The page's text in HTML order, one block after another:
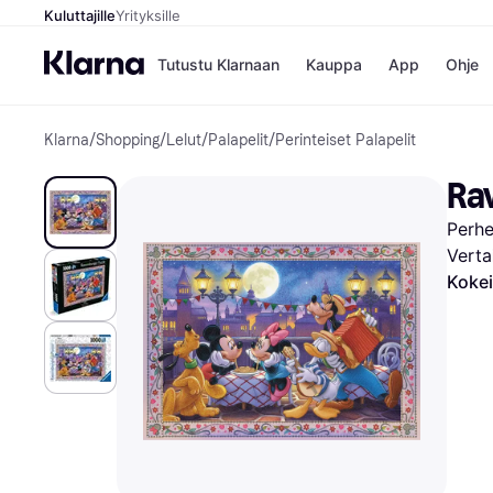
KuluttajilleYrityksille
Tutustu Klarnaan Kauppa
Kaupat
Gigantti
H&M
Peten
Wolt
App Ohje
Klarna/Shopping/Lelut/Palapelit/Perinteiset Palapelit